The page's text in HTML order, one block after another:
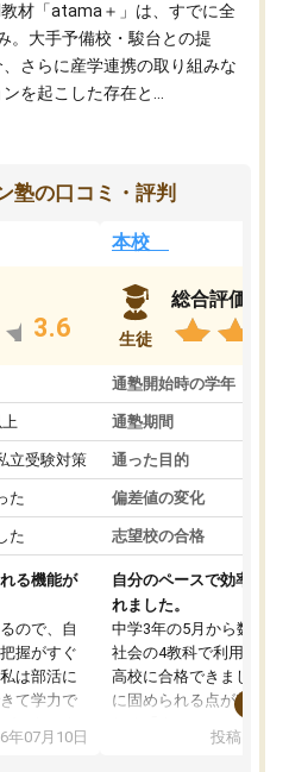
材「atama＋」は、すでに全
。大手予備校・駿台との提
さらに産学連携の取り組みな
を起こした存在と...
塾の口コミ・評判
3.6
上
立受験対策
た
た
る機能が
ので、自
握がすぐ
は部活に
て学力で
できてよ
、自分が
年07月10日
本校
生徒
総合評価
通塾開始時の学年
通塾期間
通った目的
偏差値の変化
志望校の合格
自分のペースで効率よく
れました。
中学3年の5月から数学・
社会の4教科で利用し、
高校に合格できました。
に固められる点が魅力で
項目のおかげで、手軽
投稿日：